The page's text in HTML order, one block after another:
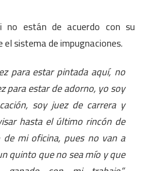
no están de acuerdo con su
el sistema de impugnaciones.
para estar pintada aquí, no
para estar de adorno, yo soy
soy juez de carrera y
hasta el último rincón de
mi oficina, pues no van a
quinto que no sea mío y que